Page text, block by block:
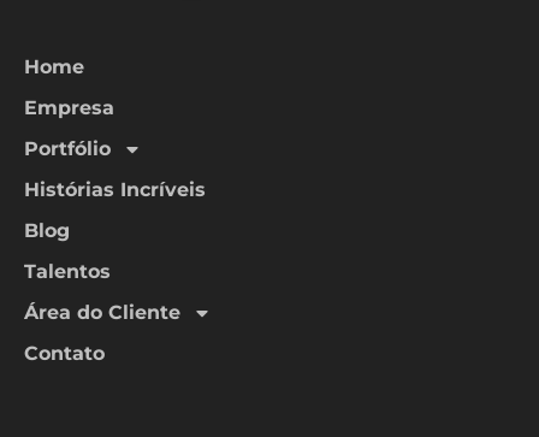
Home
Empresa
Portfólio
Histórias Incríveis
Blog
Talentos
Área do Cliente
Contato